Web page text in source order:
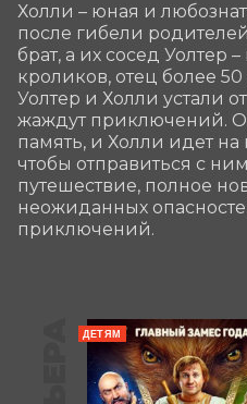
Холли – юная и
после гибели
брат, а их сосед Уолтер
кроликов, отец более
Уолтер и Холли устали
жаждут приключений.
память, и Холли идет
чтобы отправиться с
путешествие, полное
неожиданных
приключений.
ДЕТЯМ